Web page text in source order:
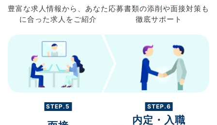
豊富な求人情報から、 あなた
に合った求人を ご紹介
応募書類の添削や面接対策も
徹底サポート
STEP.5 STEP.6
内定・入職